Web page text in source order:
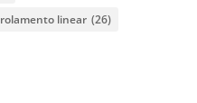
rolamento linear (26)